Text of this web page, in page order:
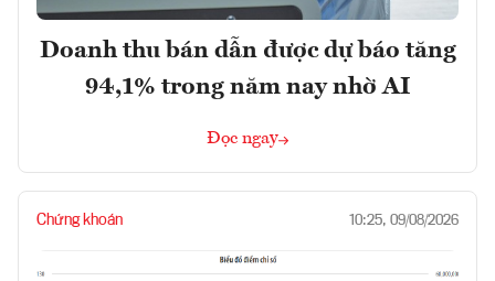
Doanh thu bán dẫn được dự báo tăng
94,1% trong năm nay nhờ AI
Đọc ngay
Chứng khoán 10:25, 09/08/2026